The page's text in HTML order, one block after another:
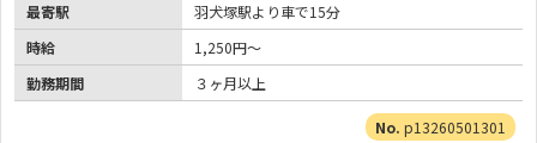
最寄駅
羽犬塚駅より車で15分
時給
1,250円～
勤務期間
３ヶ月以上
p13260501301